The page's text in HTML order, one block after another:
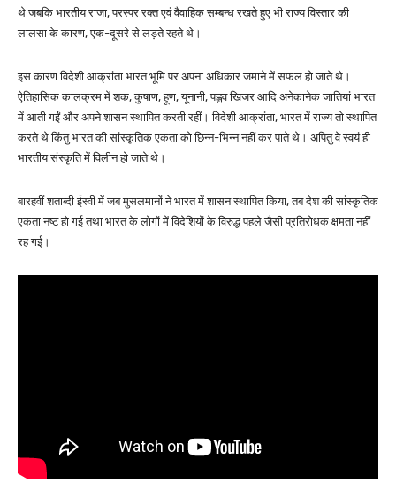
थे जबकि भारतीय राजा, परस्पर रक्त एवं वैवाहिक सम्बन्ध रखते हुए भी राज्य विस्तार की
लालसा के कारण, एक-दूसरे से लड़ते रहते थे।
इस कारण विदेशी आक्रांता भारत भूमि पर अपना अधिकार जमाने में सफल हो जाते थे।
ऐतिहासिक कालक्रम में शक, कुषाण, हूण, यूनानी, पह्लव खिजर आदि अनेकानेक जातियां भारत
में आती गईं और अपने शासन स्थापित करती रहीं। विदेशी आक्रांता, भारत में राज्य तो स्थापित
करते थे किंतु भारत की सांस्कृतिक एकता को छिन्न-भिन्न नहीं कर पाते थे। अपितु वे स्वयं ही
भारतीय संस्कृति में विलीन हो जाते थे।
बारहवीं शताब्दी ईस्वी में जब मुसलमानों ने भारत में शासन स्थापित किया, तब देश की सांस्कृतिक
एकता नष्ट हो गई तथा भारत के लोगों में विदेशियों के विरुद्ध पहले जैसी प्रतिरोधक क्षमता नहीं
रह गई।